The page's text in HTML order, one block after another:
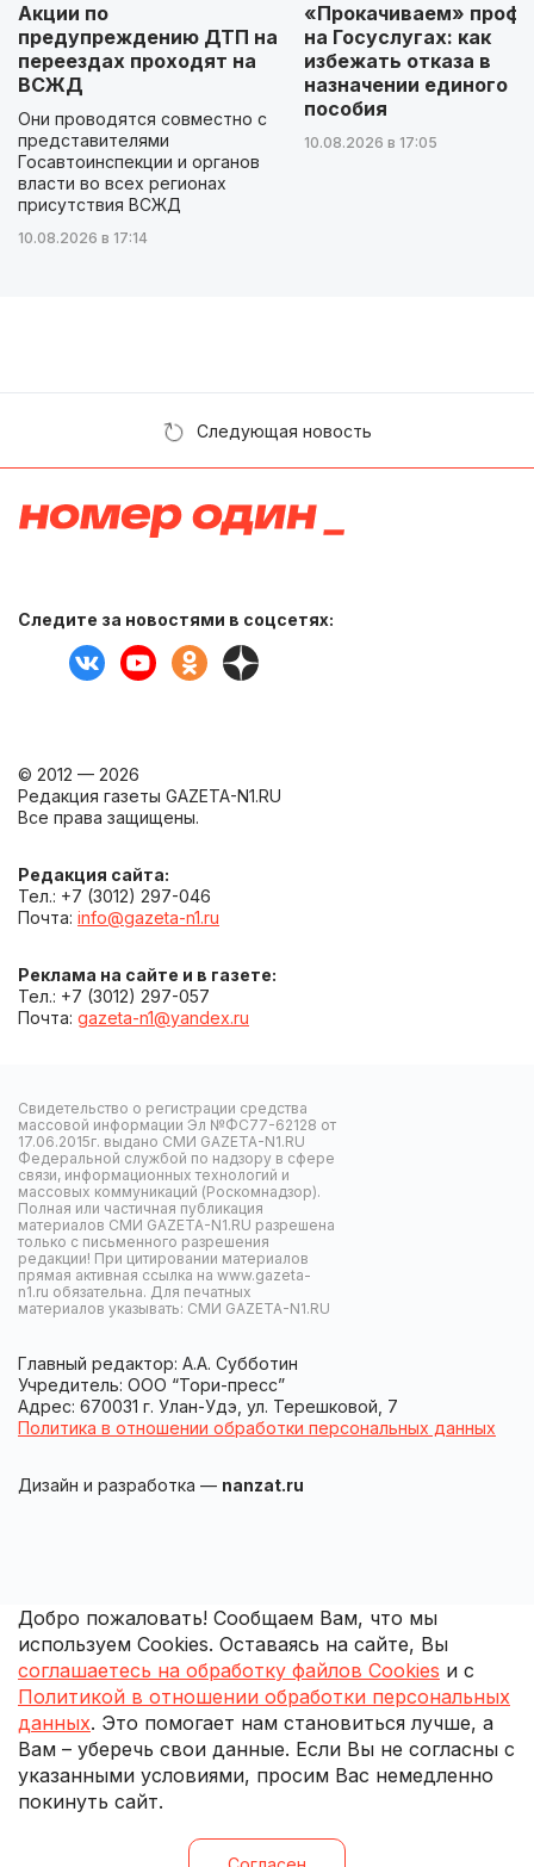
Акции по
предупреждению ДТП на
переездах проходят на
ВСЖД
Они проводятся совместно с
представителями
Госавтоинспекции и органов
власти во всех регионах
присутствия ВСЖД
10.08.2026 в 17:14
«Прокачиваем»
на Госуслугах: как
избежать отказа в
назначении единого
пособия
10.08.2026 в 17:05
Следующая новость
Следите за новостями в соцсетях:
© 2012 — 2026
Редакция газеты GAZETA-N1.RU
Все права защищены.
Редакция сайта:
Тел.: +7 (3012) 297-046
Почта: info@gazeta-n1.ru
Реклама на сайте и в газете:
Тел.: +7 (3012) 297-057
Почта: gazeta-n1@yandex.ru
Свидетельство о регистрации средства
массовой информации Эл №ФС77-62128 от
17.06.2015г. выдано СМИ GAZETA-N1.RU
Федеральной службой по надзору в сфере
связи, информационных технологий и
массовых коммуникаций (Роскомнадзор).
Полная или частичная публикация
материалов СМИ GAZETA-N1.RU разрешена
только с письменного разрешения
редакции! При цитировании материалов
прямая активная ссылка на www.gazeta-
n1.ru обязательна. Для печатных
материалов указывать: СМИ GAZETA-N1.RU
Главный редактор: А.А. Субботин
Учредитель: ООО “Тори-пресс”
Адрес: 670031 г. Улан-Удэ, ул. Терешковой, 7
Политика в отношении обработки персональных данных
Дизайн и разработка — nanzat.ru
Добро пожаловать! Сообщаем Вам, что мы
используем Cookies. Оставаясь на сайте, Вы
соглашаетесь на обработку файлов Cookies и с
Политикой в отношении обработки персональных
данных. Это помогает нам становиться лучше, а
Вам – уберечь свои данные. Если Вы не согласны с
указанными условиями, просим Вас немедленно
покинуть сайт.